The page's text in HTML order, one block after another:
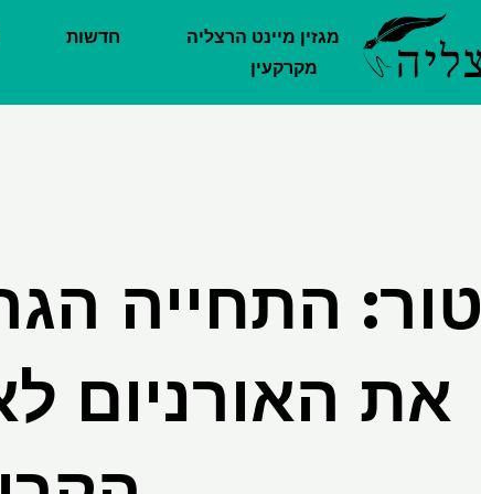
מגזין מיינט הרצליה חדשות
מקרקעין
טור: התחייה
את האורניום